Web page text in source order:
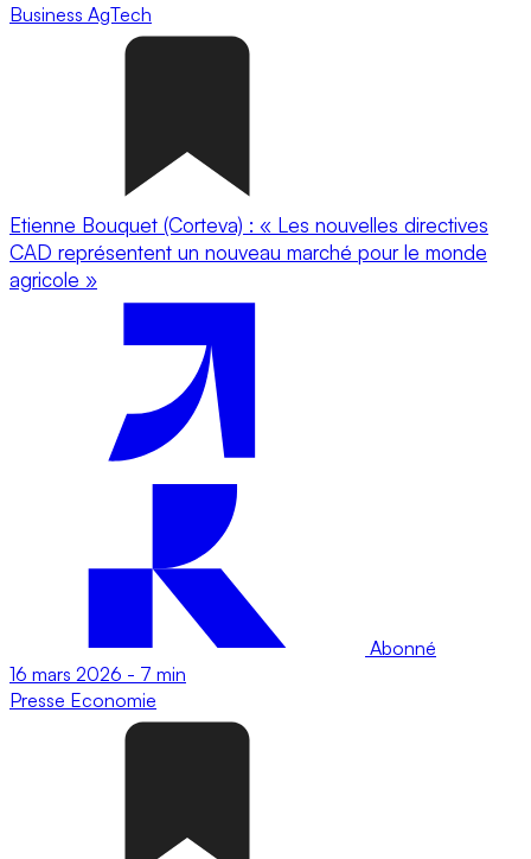
Business AgTech
Etienne Bouquet (Corteva) : « Les nouvelles directives
CAD représentent un nouveau marché pour le monde
agricole »
Abonné
16 mars 2026 - 7 min
Presse Economie